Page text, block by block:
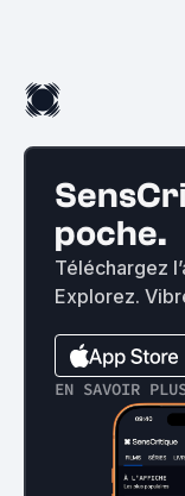
poche.
Téléchargez
Explorez.
EN SAVOIR